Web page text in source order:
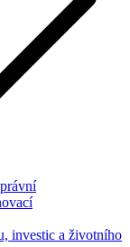
investic a životního